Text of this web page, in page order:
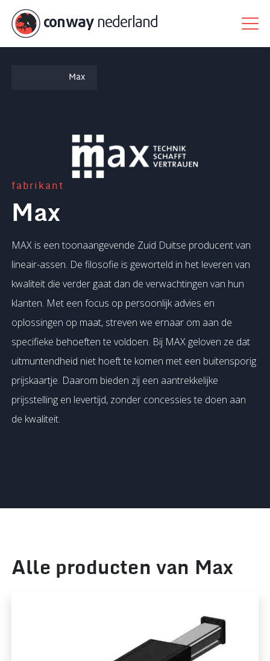
conwaynederland
Max
fabrikant
Max
MAX is een toonaangevende Zuid Duitse producent van
lineair-assen. De filosofie is geworteld in het leveren van
kwaliteit die verder gaat dan de verwachtingen van hun
klanten. Met een focus op persoonlijk advies en
oplossingen op maat, streven we ernaar om aan de
specifieke behoeften te voldoen. Bij MAX geloven ze dat
uitmuntendheid niet hoeft te komen met een buitensporig
prijskaartje. Daarom bieden zij een aantrekkelijke
prijsstelling en levertijd, zonder concessies te doen aan
de kwaliteit.
Alle producten van Max